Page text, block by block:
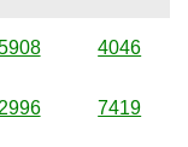
4046
2996 7419